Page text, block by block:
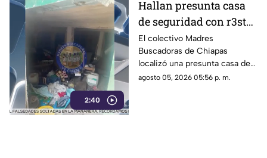
2:40
Hallan presunta casa
de seguridad con r3st0s
humanos en Chiapa de
Corzo
El colectivo Madres
Buscadoras de Chiapas
localizó una presunta casa de
seguridad en Nicolás Bravo,
agosto 05, 2026 05:56 p. m.